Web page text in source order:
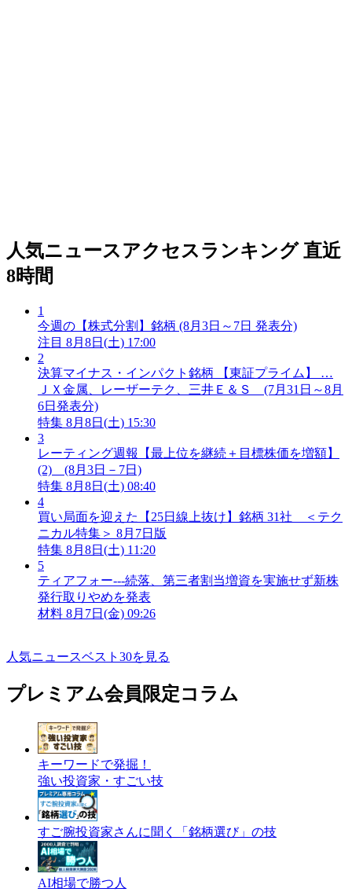
人気ニュースアクセスランキング 直近
8時間
1
今週の【株式分割】銘柄 (8月3日～7日 発表分)
注目 8月8日(土) 17:00
2
決算マイナス・インパクト銘柄 【東証プライム】 …
ＪＸ金属、レーザーテク、三井Ｅ＆Ｓ (7月31日～8月
6日発表分)
特集 8月8日(土) 15:30
3
レーティング週報【最上位を継続＋目標株価を増額】
(2) (8月3日－7日)
特集 8月8日(土) 08:40
4
買い局面を迎えた【25日線上抜け】銘柄 31社 ＜テク
ニカル特集＞ 8月7日版
特集 8月8日(土) 11:20
5
ティアフォー---続落、第三者割当増資を実施せず新株
発行取りやめを発表
材料 8月7日(金) 09:26
人気ニュースベスト30を見る
プレミアム会員限定コラム
キーワードで発掘！
強い投資家・すごい技
すご腕投資家さんに聞く「銘柄選び」の技
AI相場で勝つ人